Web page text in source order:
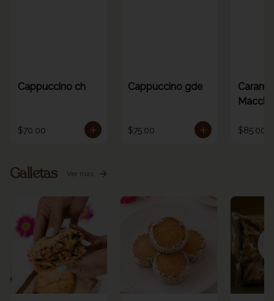
Cappuccino ch
$70.00
Cappuccino gde
$75.00 $85.00
Galletas Ver más